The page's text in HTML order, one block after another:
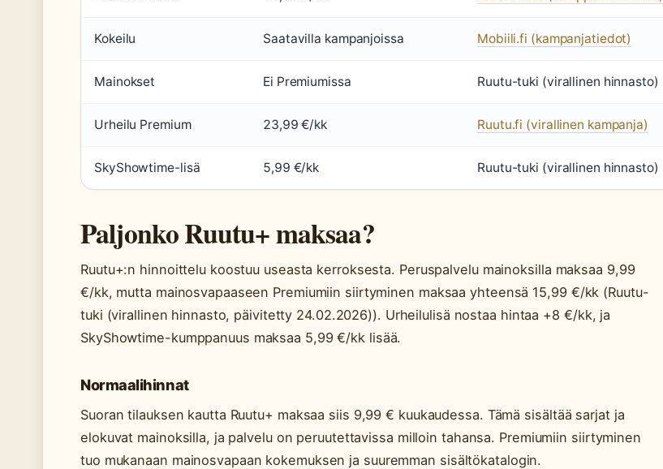
Kokeilu Saatavilla kampanjoissa Mobiili.fi (kampanjatiedot)
Mainokset Ei Premiumissa Ruutu-tuki (virallinen hinnasto)
Urheilu Premium 23,99 €/kk Ruutu.fi (virallinen kampanja)
SkyShowtime-lisä 5,99 €/kk Ruutu-tuki (virallinen hinnasto)
Paljonko Ruutu+ maksaa?
Ruutu+:n hinnoittelu koostuu useasta kerroksesta. Peruspalvelu mainoksilla maksaa 9,99
€/kk, mutta mainosvapaaseen Premiumiin siirtyminen maksaa yhteensä 15,99 €/kk (Ruutu-
tuki (virallinen hinnasto, päivitetty 24.02.2026)). Urheilulisä nostaa hintaa +8 €/kk, ja
SkyShowtime-kumppanuus maksaa 5,99 €/kk lisää.
Normaalihinnat
Suoran tilauksen kautta Ruutu+ maksaa siis 9,99 € kuukaudessa. Tämä sisältää sarjat ja
elokuvat mainoksilla, ja palvelu on peruutettavissa milloin tahansa. Premiumiin siirtyminen
tuo mukanaan mainosvapaan kokemuksen ja suuremman sisältökatalogin.